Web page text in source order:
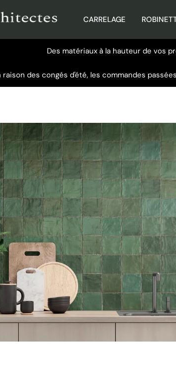
CARRELAGE
Des matériaux à la hauteur de vos
raison des congés d'été, les commandes
en mode modal